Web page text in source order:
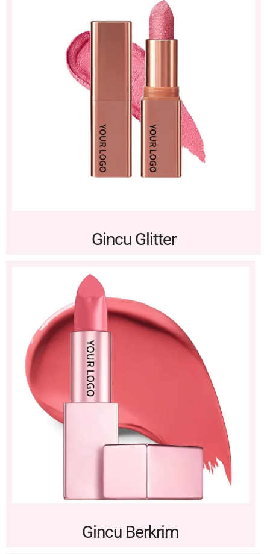
Gincu Glitter
Gincu Berkrim